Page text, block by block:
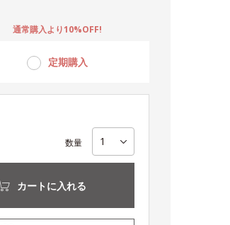
定期購入
通常購入より10%OFF!
数量
カートに入れる